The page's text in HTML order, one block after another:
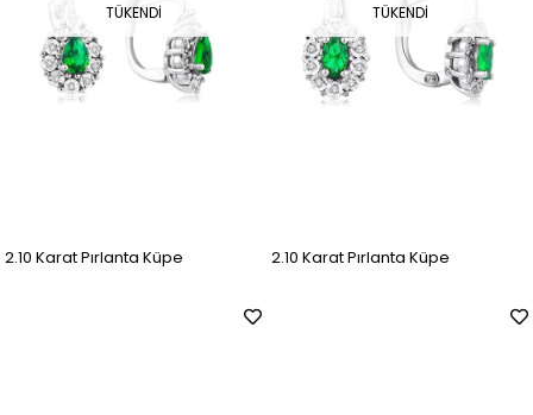
TÜKENDI
2.10 Karat Pırlanta Küpe
TÜKENDI
2.10 Karat Pırlanta Küpe